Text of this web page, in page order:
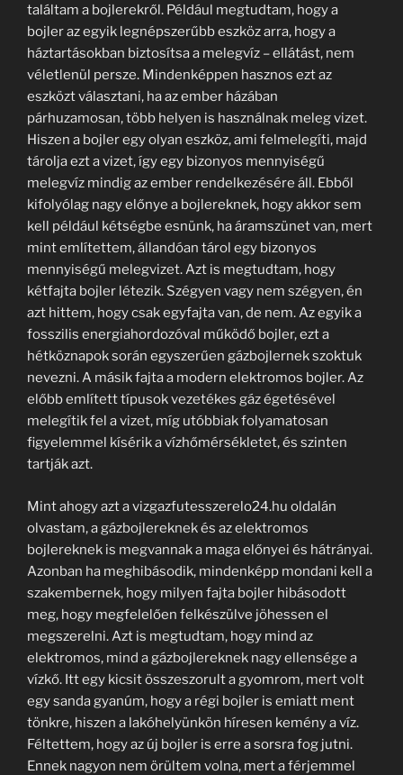
találtam a bojlerekről. Például megtudtam, hogy a
bojler az egyik legnépszerűbb eszköz arra, hogy a
háztartásokban biztosítsa a melegvíz – ellátást, nem
véletlenül persze. Mindenképpen hasznos ezt az
eszközt választani, ha az ember házában
párhuzamosan, több helyen is használnak meleg vizet.
Hiszen a bojler egy olyan eszköz, ami felmelegíti, majd
tárolja ezt a vizet, így egy bizonyos mennyiségű
melegvíz mindig az ember rendelkezésére áll. Ebből
kifolyólag nagy előnye a bojlereknek, hogy akkor sem
kell például kétségbe esnünk, ha áramszünet van, mert
mint említettem, állandóan tárol egy bizonyos
mennyiségű melegvizet. Azt is megtudtam, hogy
kétfajta bojler létezik. Szégyen vagy nem szégyen, én
azt hittem, hogy csak egyfajta van, de nem. Az egyik a
fosszilis energiahordozóval működő bojler, ezt a
hétköznapok során egyszerűen gázbojlernek szoktuk
nevezni. A másik fajta a modern elektromos bojler. Az
előbb említett típusok vezetékes gáz égetésével
melegítik fel a vizet, míg utóbbiak folyamatosan
figyelemmel kísérik a vízhőmérsékletet, és szinten
tartják azt.
Mint ahogy azt a vizgazfutesszerelo24.hu oldalán
olvastam, a gázbojlereknek és az elektromos
bojlereknek is megvannak a maga előnyei és hátrányai.
Azonban ha meghibásodik, mindenképp mondani kell a
szakembernek, hogy milyen fajta bojler hibásodott
meg, hogy megfelelően felkészülve jöhessen el
megszerelni. Azt is megtudtam, hogy mind az
elektromos, mind a gázbojlereknek nagy ellensége a
vízkő. Itt egy kicsit összeszorult a gyomrom, mert volt
egy sanda gyanúm, hogy a régi bojler is emiatt ment
tönkre, hiszen a lakóhelyünkön híresen kemény a víz.
Féltettem, hogy az új bojler is erre a sorsra fog jutni.
Ennek nagyon nem örültem volna, mert a férjemmel